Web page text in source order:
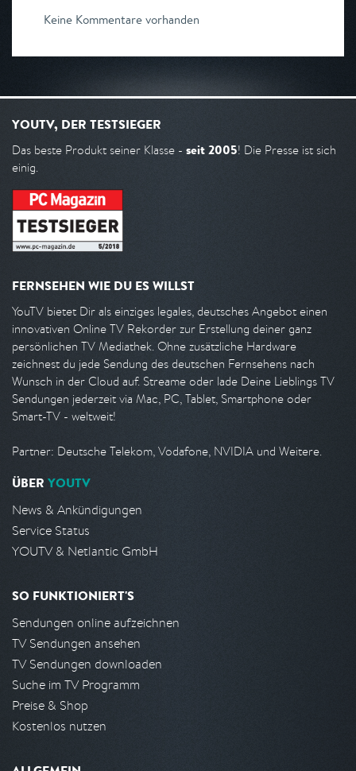
Keine Kommentare vorhanden
YOUTV, DER TESTSIEGER
Das beste Produkt seiner Klasse - seit 2005! Die Presse ist sich
einig.
FERNSEHEN WIE DU ES WILLST
YouTV bietet Dir als einziges legales, deutsches Angebot einen
innovativen Online TV Rekorder zur Erstellung deiner ganz
persönlichen TV Mediathek. Ohne zusätzliche Hardware
zeichnest du jede Sendung des deutschen Fernsehens nach
Wunsch in der Cloud auf. Streame oder lade Deine Lieblings TV
Sendungen jederzeit via Mac, PC, Tablet, Smartphone oder
Smart-TV - weltweit!
Partner: Deutsche Telekom, Vodafone, NVIDIA und Weitere.
ÜBER YOUTV
News & Ankündigungen
Service Status
YOUTV & Netlantic GmbH
SO FUNKTIONIERT'S
Sendungen online aufzeichnen
TV Sendungen ansehen
TV Sendungen downloaden
Suche im TV Programm
Preise & Shop
Kostenlos nutzen